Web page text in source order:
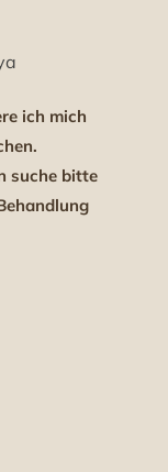
ich mich
suche bitte